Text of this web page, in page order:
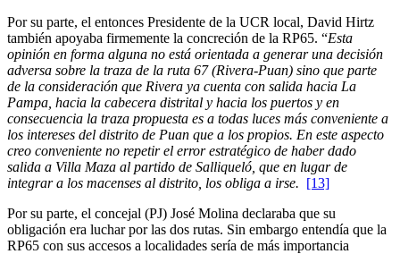
Por su parte, el entonces Presidente de la UCR local, David Hirtz
también apoyaba firmemente la concreción de la RP65. “Esta
opinión en forma alguna no está orientada a generar una decisión
adversa sobre la traza de la ruta 67 (Rivera-Puan) sino que parte
de la consideración que Rivera ya cuenta con salida hacia La
Pampa, hacia la cabecera distrital y hacia los puertos y en
consecuencia la traza propuesta es a todas luces más conveniente a
los intereses del distrito de Puan que a los propios. En este aspecto
creo conveniente no repetir el error estratégico de haber dado
salida a Villa Maza al partido de Salliqueló, que en lugar de
integrar a los macenses al distrito, los obliga a irse. [13]
Por su parte, el concejal (PJ) José Molina declaraba que su
obligación era luchar por las dos rutas. Sin embargo entendía que la
RP65 con sus accesos a localidades sería de más importancia